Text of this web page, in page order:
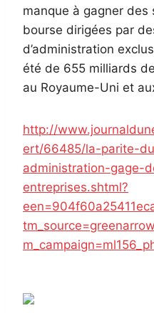
manque à gagner des
bourse dirigées par
d’administration
été de 655 milliards
au Royaume-Uni et
http://
ert/66485/la-parite-
administration-gage-
entreprises.shtml?